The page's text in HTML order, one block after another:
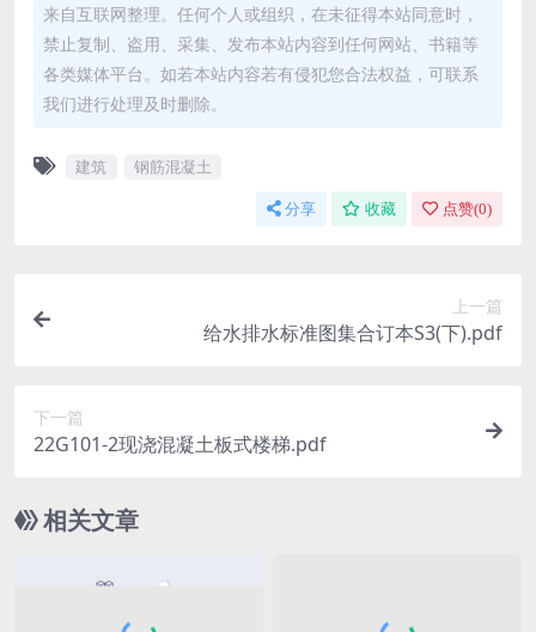
来自互联网整理。任何个人或组织，在未征得本站同意时，
禁止复制、盗用、采集、发布本站内容到任何网站、书籍等
各类媒体平台。如若本站内容若有侵犯您合法权益，可联系
我们进行处理及时删除。
建筑 钢筋混凝土
分享 收藏 点赞(0)
上一篇
给水排水标准图集合订本S3(下).pdf
下一篇
22G101-2现浇混凝土板式楼梯.pdf
相关文章